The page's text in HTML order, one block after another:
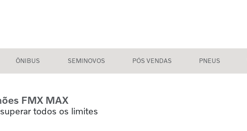
ÔNIBUS SEMINOVOS PÓS VENDAS PNEUS
FMX MAX
todos os limites